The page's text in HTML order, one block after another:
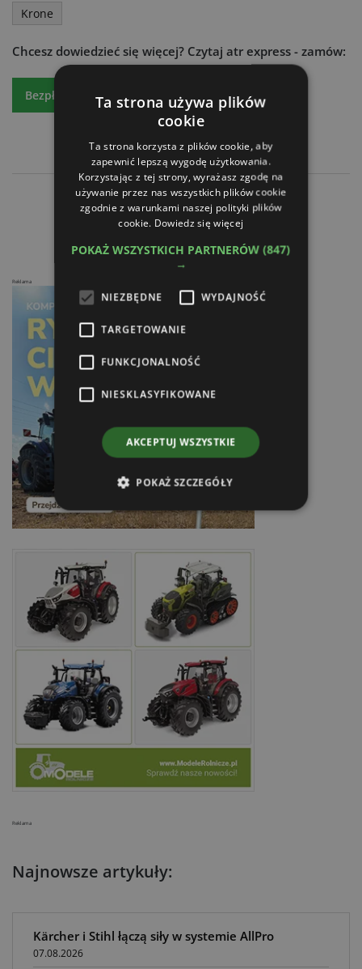
Krone
Chcesz dowiedzieć się więcej? Czytaj atr express - zamów:
Bezpłatny egzemplarz Prenumeratę
Fendt - Całkowicie nowa konstrukcja
Kuhn - Prasoowijarka z patentami
Reklama
Najnowsze artykuły:
Kärcher i Stihl łączą siły w systemie AllPro
07.08.2026
Reklama
Ta strona używa plików
cookie
Ta strona korzysta z plików cookie, aby
zapewnić lepszą wygodę użytkowania.
Korzystając z tej strony, wyrażasz zgodę na
używanie przez nas wszystkich plików cookie
zgodnie z warunkami naszej polityki plików
cookie. Dowiedz się więcej
POKAŻ WSZYSTKICH PARTNERÓW(847)
→
NIEZBĘDNE WYDAJNOŚĆ
TARGETOWANIE
FUNKCJONALNOŚĆ
NIESKLASYFIKOWANE
AKCEPTUJ WSZYSTKIE
POKAŻ SZCZEGÓŁY